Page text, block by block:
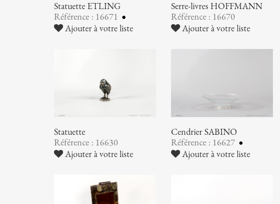
Statuette ETLING
Référence : 16671
Ajouter à votre liste
Serre-livres HOFFMANN
Référence : 16670
Ajouter à votre liste
Statuette
Référence : 16630
Ajouter à votre liste
Cendrier SABINO
Référence : 16627
Ajouter à votre liste